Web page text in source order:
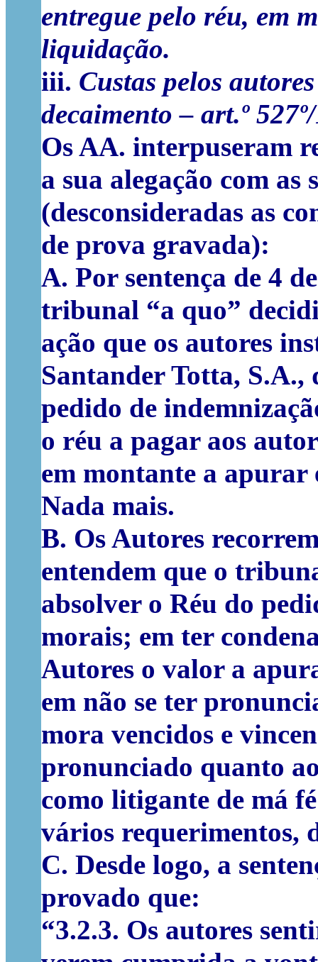
entregue pelo réu, em
liquidação.
iii. Custas pelos
decaimento – art.º
Os AA. interpuseram
a sua alegação com as
(desconsideradas as
de prova gravada):
A. Por sentença de 4
tribunal “a quo”
ação que os autores
Santander Totta,
pedido de
o réu a pagar aos
em montante a apurar
Nada mais.
B. Os Autores
entendem que o
absolver o Réu do
morais; em ter
Autores o valor a
em não se ter
mora vencidos e
pronunciado quanto
como litigante de má
vários requerimentos,
C. Desde logo, a
provado que:
“3.2.3. Os autores